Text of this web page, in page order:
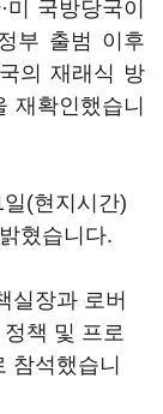
국방당국이
부 출범 이후
의 재래식 방
재확인했습니
(현지시간)
혔습니다.
실장과 로버
책 및 프로
참석했습니